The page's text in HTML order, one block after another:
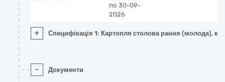
по 30-09-
2026
+ Специфікація 1: Картопля столова рання (молода),
- Документи